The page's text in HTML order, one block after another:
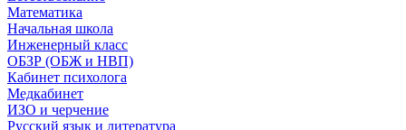
Математика
Начальная школа
Инженерный класс
ОБЗР (ОБЖ и НВП)
Кабинет психолога
Медкабинет
ИЗО и черчение
Русский язык и литература